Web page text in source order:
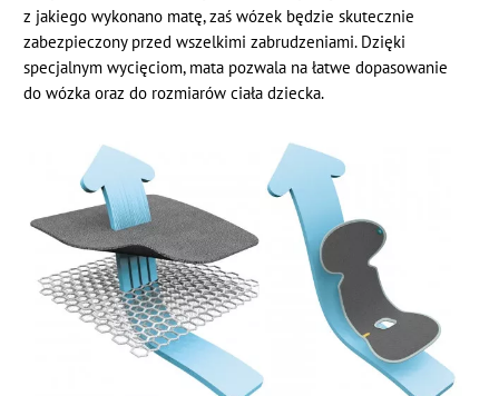
z jakiego wykonano matę, zaś wózek będzie skutecznie
zabezpieczony przed wszelkimi zabrudzeniami. Dzięki
specjalnym wycięciom, mata pozwala na łatwe dopasowanie
do wózka oraz do rozmiarów ciała dziecka.